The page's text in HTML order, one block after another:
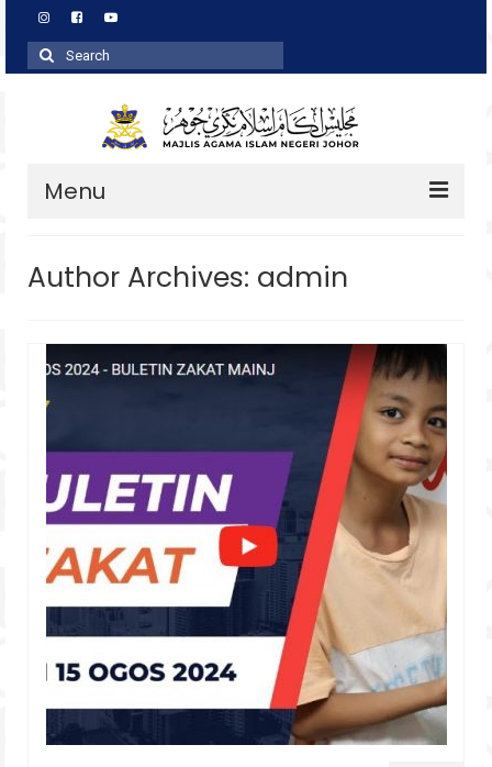
Search
for:
Menu
Agihan
Wakaf
Pembangunan Asnaf
Hubungi
Author Archives: admin